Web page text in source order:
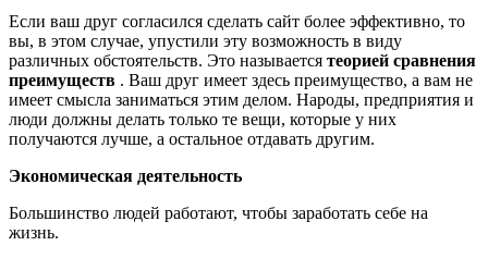
Если ваш друг согласился сделать сайт более эффективно, то
вы, в этом случае, упустили эту возможность в виду
различных обстоятельств. Это называется теорией сравнения
преимуществ . Ваш друг имеет здесь преимущество, а вам не
имеет смысла заниматься этим делом. Народы, предприятия и
люди должны делать только те вещи, которые у них
получаются лучше, а остальное отдавать другим.
Экономическая деятельность
Большинство людей работают, чтобы заработать себе на
жизнь.